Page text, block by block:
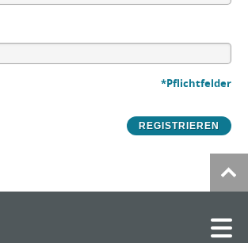
*Pflichtfelder